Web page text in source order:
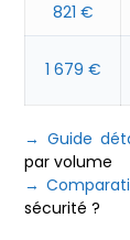
821 €
1 679 €
→ Guide
par volume
→
sécurité ?